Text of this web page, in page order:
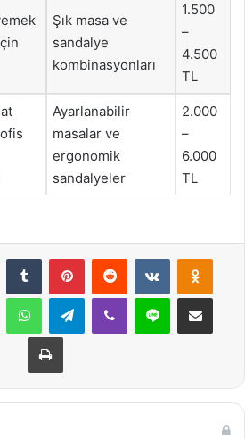
Şık masa ve
sandalye
kombinasyonları
1.500
–
4.500
TL
Ayarlanabilir
masalar ve
ergonomik
sandalyeler
2.000
–
6.000
TL
Tumblr PinterestReddit VKontakte
WhatsAppTelegramViber Line E-Posta ile
Yazdır